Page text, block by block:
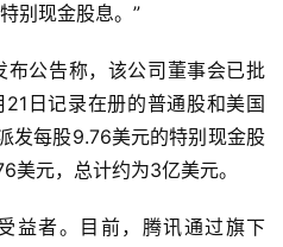
别现金股息。”
公告称，该公司董事会已批
日记录在册的普通股和美国
发每股9.76美元的特别现金股
美元，总计约为3亿美元。
益者。目前，腾讯通过旗下